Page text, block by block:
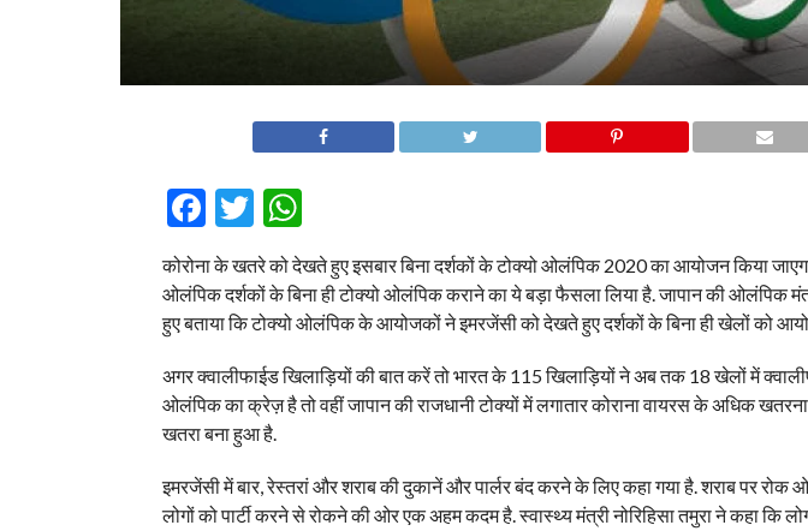
Facebook
Twitter
WhatsApp
कोरोना के खतरे को देखते हुए इसबार बिना दर्शकों के टोक्यो ओलंपिक 2020 का आयोजन किया
ओलंपिक दर्शकों के बिना ही टोक्यो ओलंपिक कराने का ये बड़ा फैसला लिया है. जापान की ओलंपिक
हुए बताया कि टोक्यो ओलंपिक के आयोजकों ने इमरजेंसी को देखते हुए दर्शकों के बिना ही खेलों को
अगर क्वालीफाईड खिलाड़ियों की बात करें तो भारत के 115 खिलाड़ियों ने अब तक 18 खेलों में
ओलंपिक का क्रेज़ है तो वहीं जापान की राजधानी टोक्यों में लगातार कोराना वायरस के अधिक
खतरा बना हुआ है.
इमरजेंसी में बार, रेस्तरां और शराब की दुकानें और पार्लर बंद करने के लिए कहा गया है. शराब पर
लोगों को पार्टी करने से रोकने की ओर एक अहम कदम है. स्वास्थ्य मंत्री नोरिहिसा तमुरा ने कहा कि